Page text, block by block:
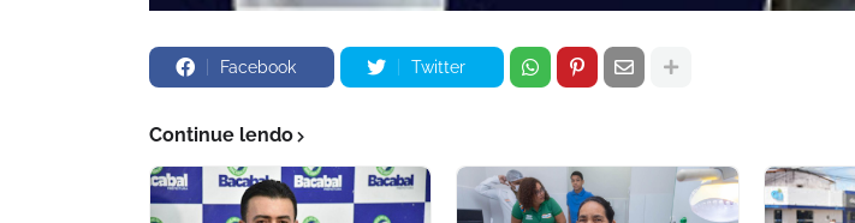
Facebook Twitter
Continue lendo